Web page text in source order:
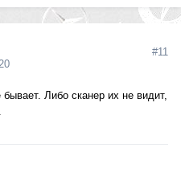
#11
Либо сканер их не видит,